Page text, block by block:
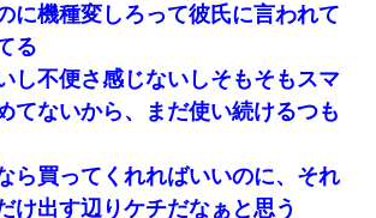
に機種変しろって彼氏に言われて
る
し不便さ感じないしそもそもスマ
てないから、まだ使い続けるつも
ら買ってくれればいいのに、それ
け出す辺りケチだなぁと思う